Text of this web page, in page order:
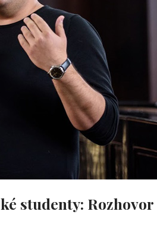
studenty: